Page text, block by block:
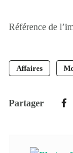
Référence de
Affaires
Partager